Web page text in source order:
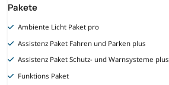
Pakete
Ambiente Licht Paket pro
Assistenz Paket Fahren und Parken plus
Assistenz Paket Schutz- und Warnsysteme plus
Funktions Paket